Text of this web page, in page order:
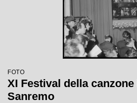
FOTO
XI Festival della
Sanremo